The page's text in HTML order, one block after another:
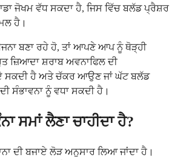
ਜੋਖਮ ਵੱਧ ਸਕਦਾ ਹੈ, ਜਿਸ ਵਿੱਚ ਬਲੱਡ ਪ੍ਰੈਸ਼ਰ
ਹੈ।
ਬਣਾ ਰਹੇ ਹੋ, ਤਾਂ ਆਪਣੇ ਆਪ ਨੂੰ ਥੋੜ੍ਹੀ
ਜ਼ਿਆਦਾ ਸ਼ਰਾਬ ਅਵਨਾਫਿਲ ਦੀ
ਸਕਦੀ ਹੈ ਅਤੇ ਚੱਕਰ ਆਉਣ ਜਾਂ ਘੱਟ ਬਲੱਡ
ਸੰਭਾਵਨਾ ਨੂੰ ਵਧਾ ਸਕਦੀ ਹੈ।
ਸਮਾਂ ਲੈਣਾ ਚਾਹੀਦਾ ਹੈ?
ਦੀ ਬਜਾਏ ਲੋੜ ਅਨੁਸਾਰ ਲਿਆ ਜਾਂਦਾ ਹੈ।